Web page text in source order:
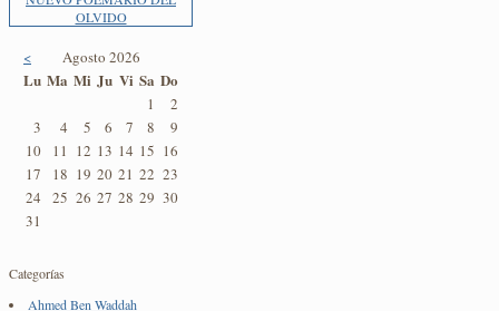
< Agosto 2026
Lu Ma Mi Ju Vi Sa Do
1
2
3
4 5 6 7 8
9
10
11 12 13 14 15 16
17
18 19 20 21 22 23
24
25 26 27 28 29 30
31
Categorías
Ahmed Ben Waddah